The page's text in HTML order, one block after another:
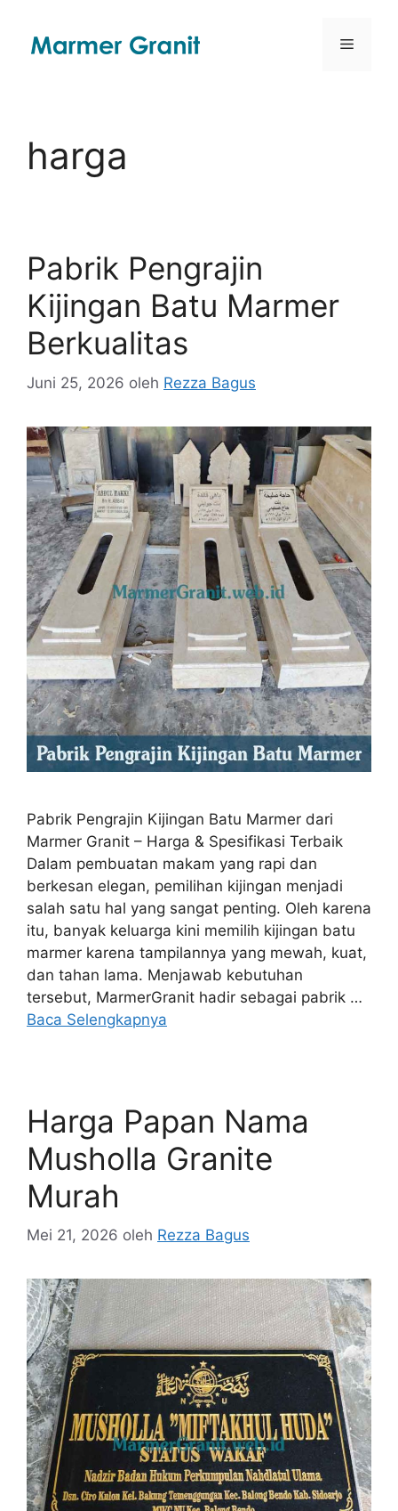
Menu
harga
Pabrik Pengrajin
Kijingan Batu Marmer
Berkualitas
Juni 25, 2026 oleh Rezza Bagus
Pabrik Pengrajin Kijingan Batu Marmer dari
Marmer Granit – Harga & Spesifikasi Terbaik
Dalam pembuatan makam yang rapi dan
berkesan elegan, pemilihan kijingan menjadi
salah satu hal yang sangat penting. Oleh karena
itu, banyak keluarga kini memilih kijingan batu
marmer karena tampilannya yang mewah, kuat,
dan tahan lama. Menjawab kebutuhan
tersebut, MarmerGranit hadir sebagai pabrik …
Baca Selengkapnya
Harga Papan Nama
Musholla Granite
Murah
Mei 21, 2026 oleh Rezza Bagus